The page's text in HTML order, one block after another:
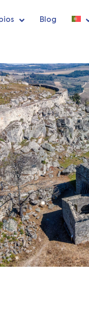
Blog